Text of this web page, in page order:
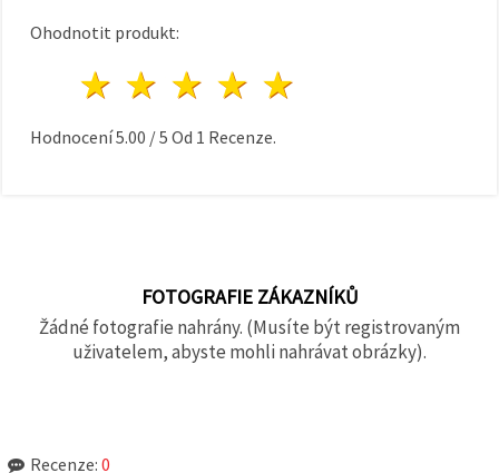
Ohodnotit produkt:
4 hvězdy
3 hvězdy
2 hvězdy
1 hvězda
Hodnocení5.00 /5 Od 1 Recenze.
FOTOGRAFIE ZÁKAZNÍKŮ
Žádné fotografie nahrány. (Musíte být registrovaným
uživatelem, abyste mohli nahrávat obrázky).
Recenze: 0